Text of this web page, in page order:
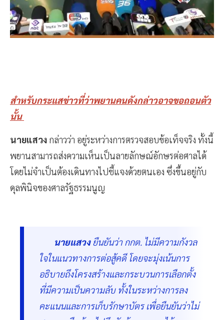
สำหรับกระแสข่าวที่ว่าพยานคนดังกล่าวอาจขอถอนตัว
นั้น
นายแสวง กล่าวว่า อยู่ระหว่างการตรวจสอบข้อเท็จจริง ทั้งนี้
พยานสามารถส่งความเห็นเป็นลายลักษณ์อักษรต่อศาลได้
โดยไม่จำเป็นต้องเดินทางไปชี้แจงด้วยตนเอง ซึ่งขึ้นอยู่กับ
ดุลพินิจของศาลรัฐธรรมนูญ
นายแสวงยืนยันว่า กกต. ไม่มีความกังวล
ใจในแนวทางการต่อสู้คดี โดยจะมุ่งเน้นการ
อธิบายถึงโครงสร้างและกระบวนการเลือกตั้ง
ที่มีความเป็นความลับ ทั้งในระหว่างการลง
คะแนนและการเก็บรักษาบัตร เพื่อยืนยันว่าไม่